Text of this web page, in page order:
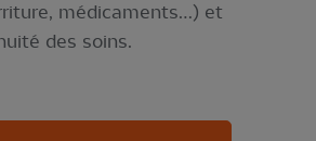
médicaments…) et
des soins.